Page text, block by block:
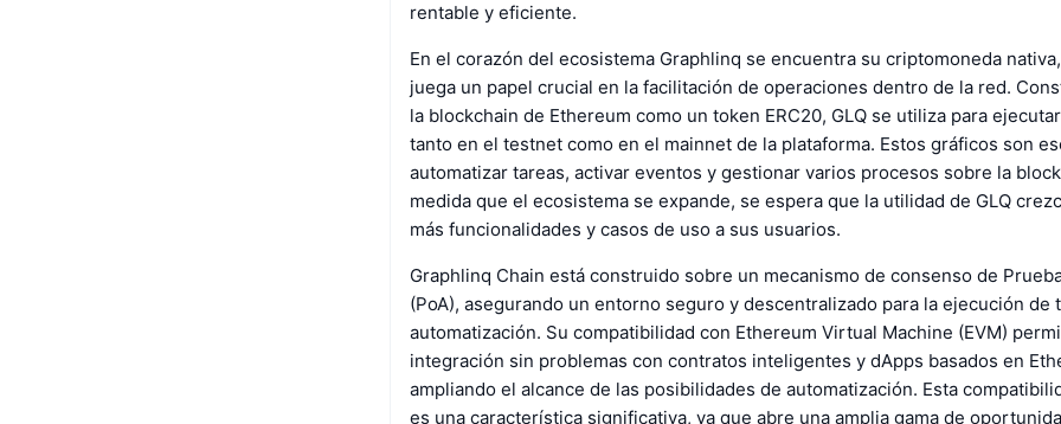
rentable y eficiente.
En el corazón del ecosistema Graphlinq se encuentra su criptomoneda
juega un papel crucial en la facilitación de operaciones dentro de la red.
la blockchain de Ethereum como un token ERC20, GLQ se utiliza para
tanto en el testnet como en el mainnet de la plataforma. Estos gráficos son
automatizar tareas, activar eventos y gestionar varios procesos sobre la
medida que el ecosistema se expande, se espera que la utilidad de GLQ
más funcionalidades y casos de uso a sus usuarios.
Graphlinq Chain está construido sobre un mecanismo de consenso de
(PoA), asegurando un entorno seguro y descentralizado para la ejecución de
automatización. Su compatibilidad con Ethereum Virtual Machine (EVM)
integración sin problemas con contratos inteligentes y dApps basados en
ampliando el alcance de las posibilidades de automatización. Esta
es una característica significativa, ya que abre una amplia gama de